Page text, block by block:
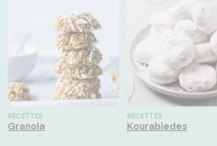
RECETTES
Granola
RECETTES
Kourabiedes